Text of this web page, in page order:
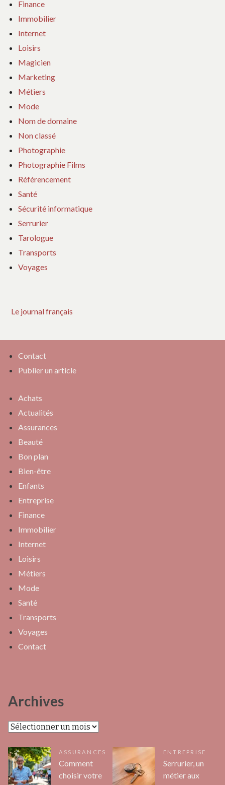
Finance
Immobilier
Internet
Loisirs
Magicien
Marketing
Métiers
Mode
Nom de domaine
Non classé
Photographie
Photographie Films
Référencement
Santé
Sécurité informatique
Serrurier
Tarologue
Transports
Voyages
Le journal français
Contact
Publier un article
Achats
Actualités
Assurances
Beauté
Bon plan
Bien-être
Enfants
Entreprise
Finance
Immobilier
Internet
Loisirs
Métiers
Mode
Santé
Transports
Voyages
Contact
Archives
Archives
ASSURANCES
Comment
choisir votre
ENTREPRISE
Serrurier, un
métier aux